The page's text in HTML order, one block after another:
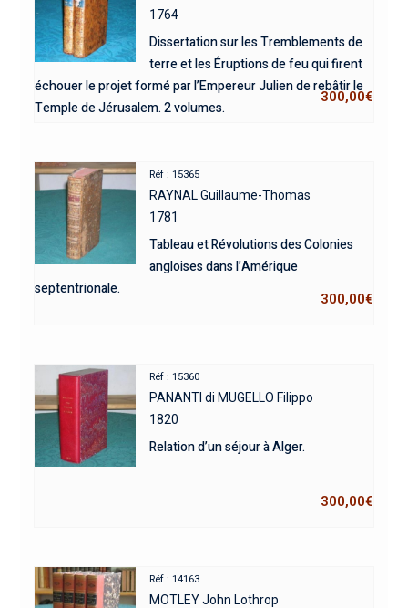
1764
Dissertation sur les Tremblements de
terre et les Éruptions de feu qui firent
échouer le projet formé par l’Empereur Julien de rebâtir le
Temple de Jérusalem. 2 volumes.
300,00€
Réf : 15365
RAYNAL Guillaume-Thomas
1781
Tableau et Révolutions des Colonies
angloises dans l’Amérique
septentrionale.
300,00€
Réf : 15360
PANANTI di MUGELLO Filippo
1820
Relation d’un séjour à Alger.
300,00€
Réf : 14163
MOTLEY John Lothrop